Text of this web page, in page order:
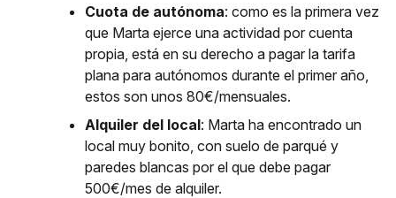
Cuota de autónoma: como es la primera vez
que Marta ejerce una actividad por cuenta
propia, está en su derecho a pagar la tarifa
plana para autónomos durante el primer año,
estos son unos 80€/mensuales.
Alquiler del local: Marta ha encontrado un
local muy bonito, con suelo de parqué y
paredes blancas por el que debe pagar
500€/mes de alquiler.